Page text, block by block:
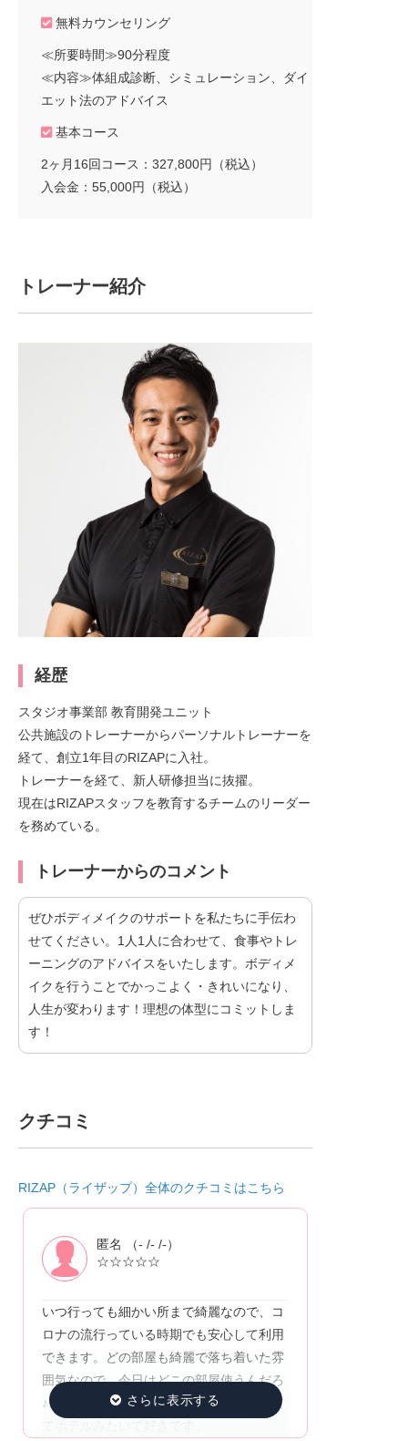
無料カウンセリング
≪所要時間≫90分程度
≪内容≫体組成診断、シミュレーション、ダイ
エット法のアドバイス
基本コース
2ヶ月16回コース：327,800円（税込）
入会金：55,000円（税込）
トレーナー紹介
経歴
スタジオ事業部 教育開発ユニット
公共施設のトレーナーからパーソナルトレーナーを
経て、創立1年目のRIZAPに入社。
トレーナーを経て、新人研修担当に抜擢。
現在はRIZAPスタッフを教育するチームのリーダー
を務めている。
トレーナーからのコメント
ぜひボディメイクのサポートを私たちに手伝わ
せてください。1人1人に合わせて、食事やトレ
ーニングのアドバイスをいたします。ボディメ
イクを行うことでかっこよく・きれいになり、
人生が変わります！理想の体型にコミットしま
す！
クチコミ
RIZAP（ライザップ）全体のクチコミはこちら
匿名 （- /- /-）
☆☆☆☆☆
いつ行っても細かい所まで綺麗なので、コ
ロナの流行っている時期でも安心して利用
できます。どの部屋も綺麗で落ち着いた雰
囲気なので、今日はどこの部屋使うんだろ
♪と楽しみの1つです。更衣室も落ち着いて